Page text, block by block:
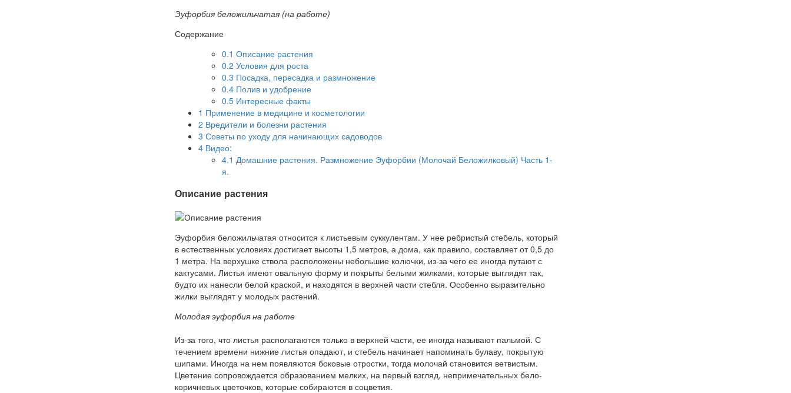
Эуфорбия беложильчатая (на работе)
Содержание
0.1 Описание растения
0.2 Условия для роста
0.3 Посадка, пересадка и размножение
0.4 Полив и удобрение
0.5 Интересные факты
1 Применение в медицине и косметологии
2 Вредители и болезни растения
3 Советы по уходу для начинающих садоводов
4 Видео:
4.1 Домашние растения. Размножение Эуфорбии (Молочай Беложилковый) Часть 1-
я.
Описание растения
Эуфорбия беложильчатая относится к листьевым суккулентам. У нее ребристый стебель, который
в естественных условиях достигает высоты 1,5 метров, а дома, как правило, составляет от 0,5 до
1 метра. На верхушке ствола расположены небольшие колючки, из-за чего ее иногда путают с
кактусами. Листья имеют овальную форму и покрыты белыми жилками, которые выглядят так,
будто их нанесли белой краской, и находятся в верхней части стебля. Особенно выразительно
жилки выглядят у молодых растений.
Молодая эуфорбия на работе
Из-за того, что листья располагаются только в верхней части, ее иногда называют пальмой. С
течением времени нижние листья опадают, и стебель начинает напоминать булаву, покрытую
шипами. Иногда на нем появляются боковые отростки, тогда молочай становится ветвистым.
Цветение сопровождается образованием мелких, на первый взгляд, непримечательных бело-
коричневых цветочков, которые собираются в соцветия.